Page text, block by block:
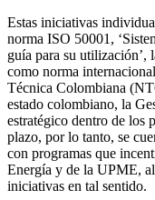
Estas iniciativas
norma ISO 50001,
guía para su utilización’,
como norma
Técnica Colombiana
estado colombiano, la
estratégico dentro de los
plazo, por lo tanto, se
con programas que
Energía y de la UPME,
iniciativas en tal sentido.